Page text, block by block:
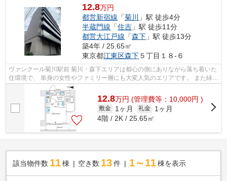
12.8万円
都営新宿線 「菊川
」駅 徒歩4分
半蔵門線 「住吉 」駅 徒歩11分
都営大江戸線 「森下 」駅 徒歩13分
築4年 / 25.65㎡
東京都江東区森下５丁目１８-６
ヴァンクール菊川駅前 菊川・森下エリアは都心の側にありながら落ち着いた
住環境で、 単身の女性やファミリー層にも大変人気のエリアです。 また緑豊
かで、穏やかな雰囲気の町並みも...
12.8万円 (管理費等：10,000円 )
敷金 1ヶ月 礼金
1ヶ月
4階 / 2K / 25.65㎡
該当物件数 11棟 空き数 13 件 1～11 棟を表示